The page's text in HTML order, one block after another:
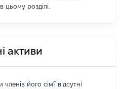
цьому розділі.
активи
його сім'ї відсутні